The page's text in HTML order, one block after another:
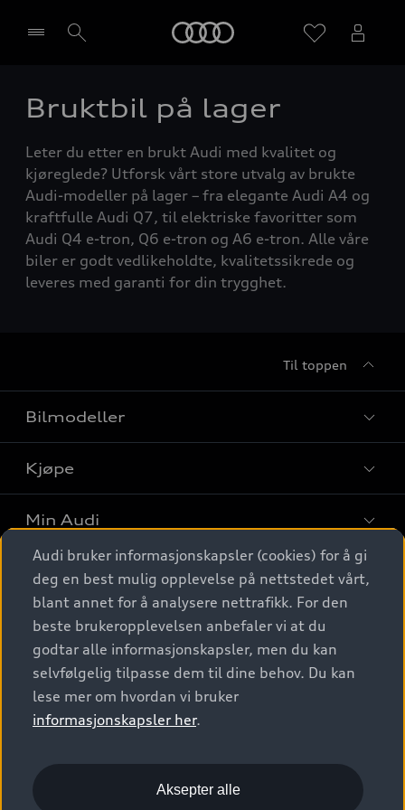
Velg forhandler
Bruktbil på lager
Leter du etter en brukt Audi med kvalitet og
kjøreglede? Utforsk vårt store utvalg av brukte
Audi-modeller på lager – fra elegante Audi A4 og
kraftfulle Audi Q7, til elektriske favoritter som
Audi Q4 e-tron, Q6 e-tron og A6 e-tron. Alle våre
biler er godt vedlikeholdte, kvalitetssikrede og
leveres med garanti for din trygghet.
Til toppen
Bilmodeller
Finn din Audi
Sammenlign bilmodeller
Elbiler
SUV
Stasjonsvogn
Sportback
S/RS
Konseptbiler og prototyper
Kjøpe
Kjøpshjelp
Biler på lager
Finn forhandler
Bestill prøvekjøring
Kontakt forhandler
Bilgarantier
Min Audi
Behold nybilfølelsen
Audi Originalt tilbehør
Verkstedtjenester
Digitale tjenester
Audi digitale tjenester
Audi connect
Functions on demand
Kom i gang med myAudi
Audi Norge
Kundeservice
Audi Driving Experience
© 2026 AUDI NORGE. All Rights Reserved.
Imprint
Audi bruker informasjonskapsler (cookies) for å gi
deg en best mulig opplevelse på nettstedet vårt,
blant annet for å analysere nettrafikk. For den
beste brukeropplevelsen anbefaler vi at du
godtar alle informasjonskapsler, men du kan
selvfølgelig tilpasse dem til dine behov. Du kan
lese mer om hvordan vi bruker
informasjonskapsler her.
Aksepter alle